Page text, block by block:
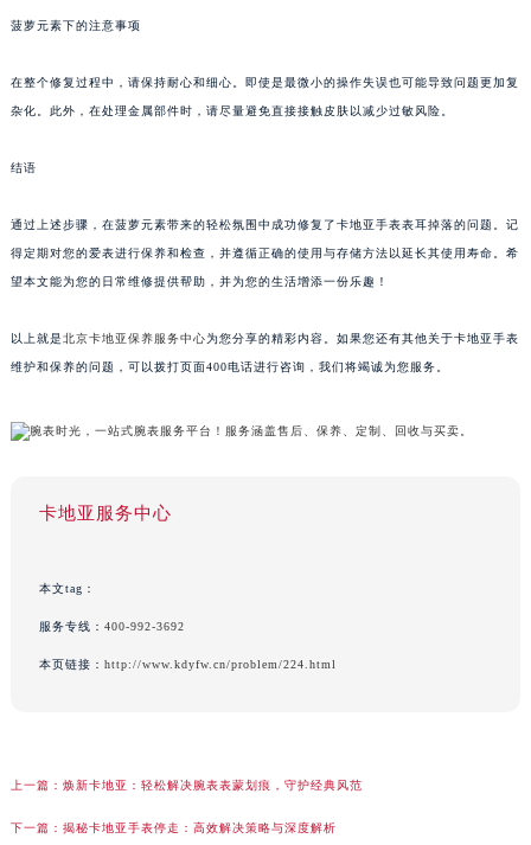
菠萝元素下的注意事项
在整个修复过程中，请保持耐心和细心。即使是最微小的操作失误也可能导致问题更加复
杂化。此外，在处理金属部件时，请尽量避免直接接触皮肤以减少过敏风险。
结语
通过上述步骤，在菠萝元素带来的轻松氛围中成功修复了卡地亚手表表耳掉落的问题。记
得定期对您的爱表进行保养和检查，并遵循正确的使用与存储方法以延长其使用寿命。希
望本文能为您的日常维修提供帮助，并为您的生活增添一份乐趣！
以上就是北京卡地亚保养服务中心为您分享的精彩内容。如果您还有其他关于卡地亚手表
维护和保养的问题，可以拨打页面400电话进行咨询，我们将竭诚为您服务。
卡地亚服务中心
本文tag：
服务专线： 400-992-3692
本页链接： http://www.kdyfw.cn/problem/224.html
上一篇： 焕新卡地亚：轻松解决腕表表蒙划痕，守护经典风范
下一篇： 揭秘卡地亚手表停走：高效解决策略与深度解析